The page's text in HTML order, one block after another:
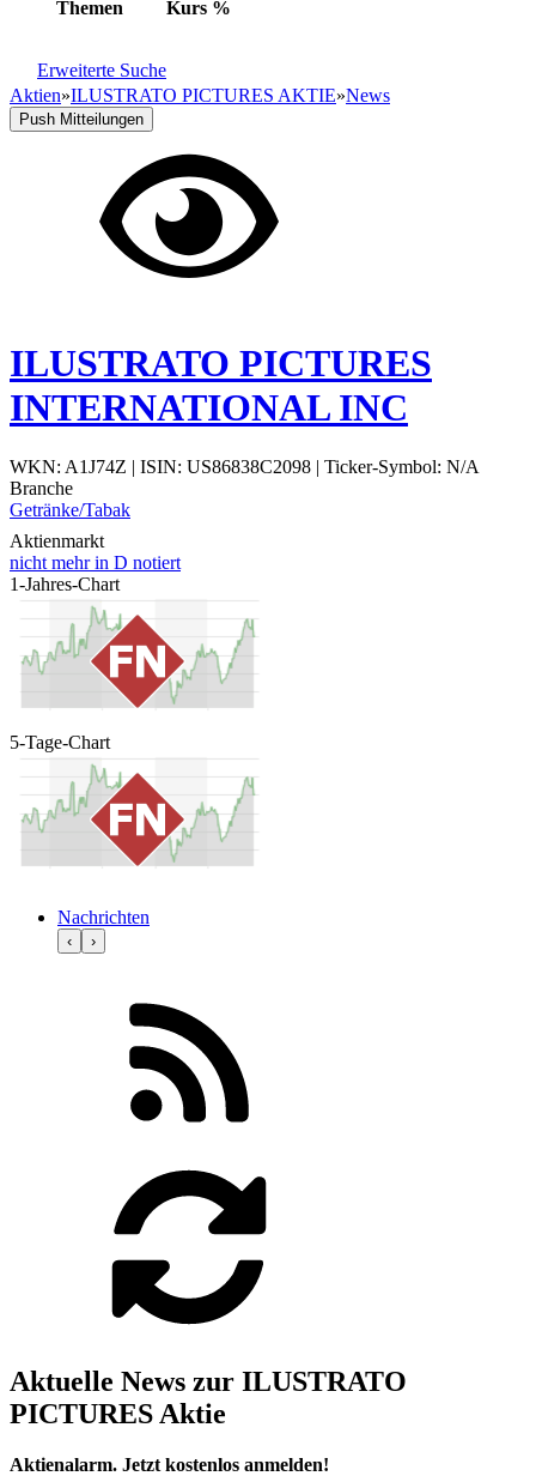
Themen Kurs %
Erweiterte Suche
Aktien»ILUSTRATO PICTURES AKTIE»News
Push Mitteilungen
ILUSTRATO PICTURES
INTERNATIONAL INC
WKN: A1J74Z | ISIN: US86838C2098 | Ticker-Symbol: N/A
Branche
Getränke/Tabak
Aktienmarkt
nicht mehr in D notiert
1-Jahres-Chart
5-Tage-Chart
Nachrichten
‹ ›
Aktuelle News zur ILUSTRATO
PICTURES Aktie
Aktienalarm. Jetzt kostenlos anmelden!